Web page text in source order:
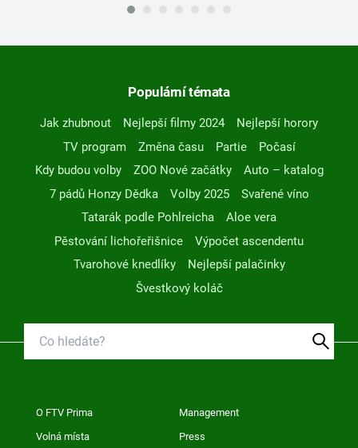
Populární témata
Jak zhubnout Nejlepší filmy 2024
Nejlepší horory
TV program
Změna času Partie
Počasí
Kdy budou volby
ZOO Nové začátky
Auto – katalog
7 pádů Honzy Dědka
Volby 2025
Svařené víno
Tatarák podle Pohlreicha
Aloe vera
Pěstování lichořeřišnice
Výpočet ascendentu
Tvarohové knedlíky
Nejlepší palačinky
Švestkový koláč
O FTV Prima Management
Volná místa Press